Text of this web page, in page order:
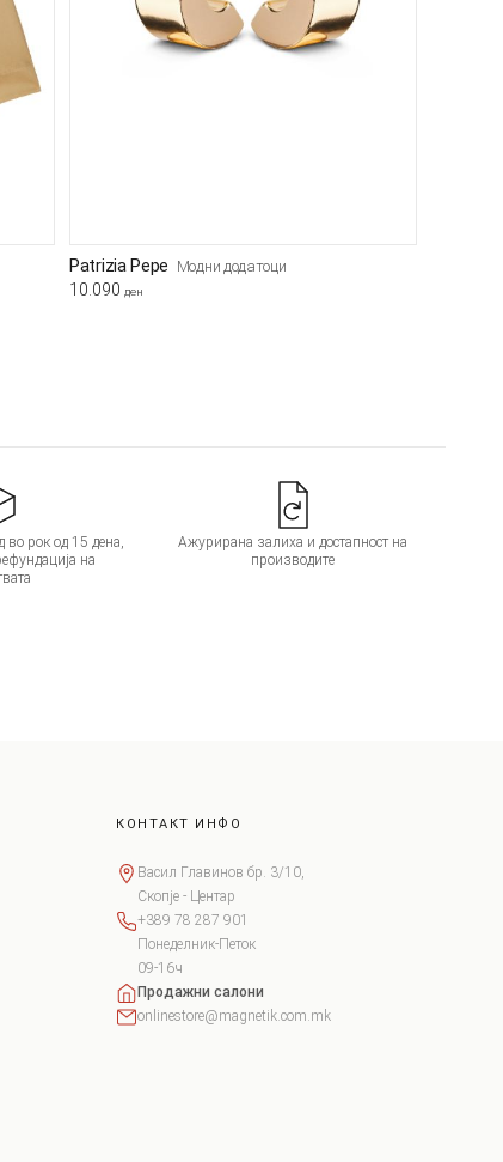
Patrizia Pepe Модни додатоци
10.090 ден
рок од 15 дена,
на
Ажурирана залиха и достапност на
производите
КОНТАКТ ИНФО
Васил Главинов бр. 3/10,
Скопје - Центар
+389 78 287 901
Понеделник-Петок
09-16ч
Продажни салони
onlinestore@magnetik.com.mk